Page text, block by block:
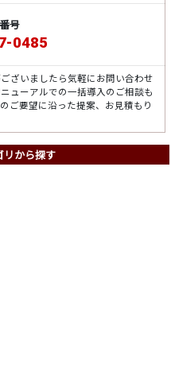
号
0485
ざいましたら気軽にお問い合わせ
ューアルでの一括導入のご相談も
ご要望に沿った提案、お見積もり
リから探す